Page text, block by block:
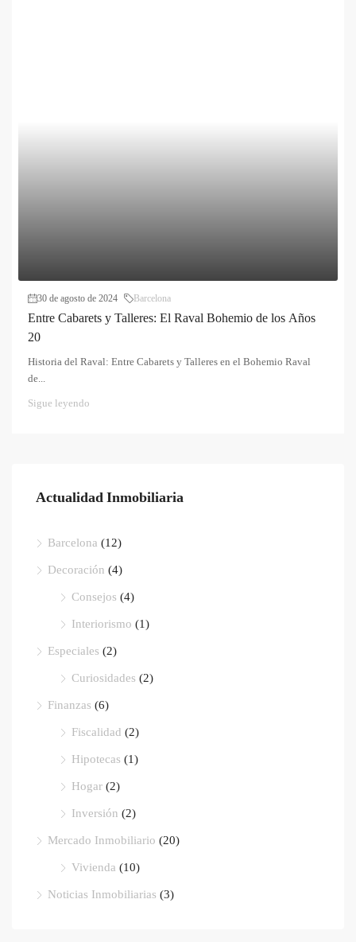
30 de agosto de 2024 Barcelona
Entre Cabarets y Talleres: El Raval Bohemio de los Años
20
Historia del Raval: Entre Cabarets y Talleres en el Bohemio Raval
de...
Sigue leyendo
Actualidad Inmobiliaria
Barcelona (12)
Decoración (4)
Consejos (4)
Interiorismo (1)
Especiales (2)
Curiosidades (2)
Finanzas (6)
Fiscalidad (2)
Hipotecas (1)
Hogar (2)
Inversión (2)
Mercado Inmobiliario (20)
Vivienda (10)
Noticias Inmobiliarias (3)